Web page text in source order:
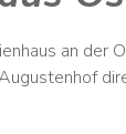
an der